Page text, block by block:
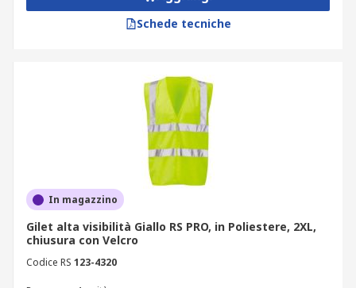
Schede tecniche
In magazzino
Gilet alta visibilità Giallo RS PRO, in Poliestere, 2XL,
chiusura con Velcro
Codice RS 123-4320